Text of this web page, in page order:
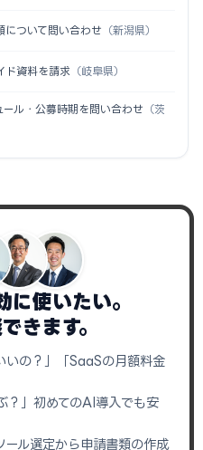
について問い合わせ （新潟県）
ド資料を請求 （岐阜県）
ル・公募時期を問い合わせ （茨
使いたい。
きます。
いの？」「SaaSの月額料金
？」初めてのAI導入でも安
ル選定から申請書類の作成